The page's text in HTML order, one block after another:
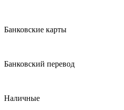
Банковские карты
Банковский перевод
Наличные